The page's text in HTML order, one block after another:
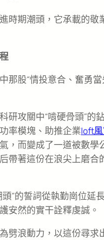
時期潮頭，它承載的敬
那股“情投意合、奮勇當
研攻關中“啃硬骨頭”的
率模塊、助推企業loft
，而變成了一道被數學
帶著這份在浪尖上磨合
”的誓詞從執勤崗位延
安然的實干詮釋虔誠。
劈浪動力，以這份尋求